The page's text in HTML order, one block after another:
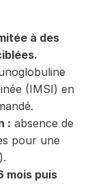
à des
(IMSI) en
: absence de
pour une
mois puis